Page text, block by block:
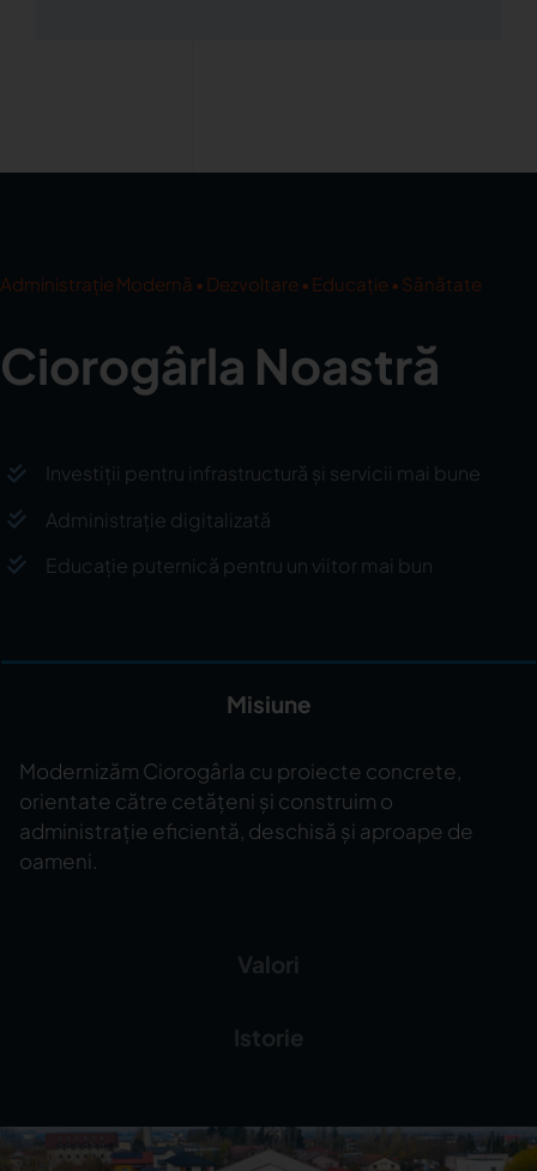
Administrație Modernă • Dezvoltare • Educație • Sănătate
Ciorogârla Noastră
Investiții pentru infrastructură și servicii mai bune
Administrație digitalizată
Educație puternică pentru un viitor mai bun
Misiune
Modernizăm Ciorogârla cu proiecte concrete,
orientate către cetățeni și construim o
administrație eficientă, deschisă și aproape de
oameni.